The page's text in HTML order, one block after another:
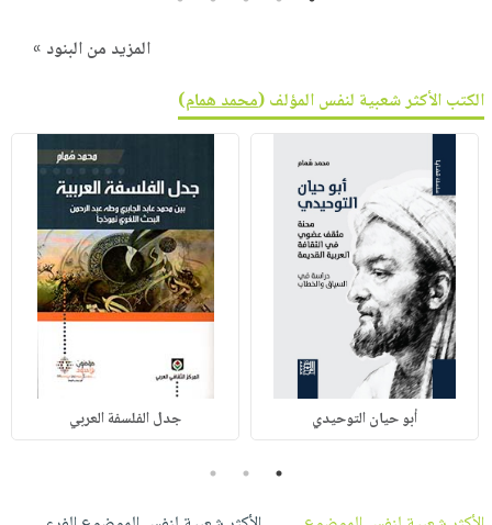
المزيد من البنود »
الكتب الأكثر شعبية لنفس المؤلف (محمد همام)
أبو حيان التوحيدي جدل الفلسفة العربي
1
2
3